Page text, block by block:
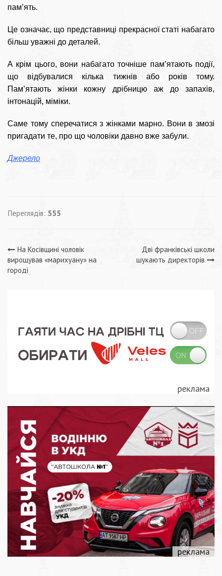
пам’ять.
Це означає, що представниці прекрасної статі набагато
більш уважні до деталей.
А крім цього, вони набагато точніше пам’ятають події,
що відбувалися кілька тижнів або років тому.
Пам’ятають жінки кожну дрібницю аж до запахів,
інтонацій, міміки.
Саме тому сперечатися з жінками марно. Вони в змозі
пригадати те, про що чоловіки давно вже забули.
Джерело
Переглядів: 555
Навігація
записів
На Косівщині чоловік
вирощував «марихуану» на
городі
Дві франківські школи
шукають директорів